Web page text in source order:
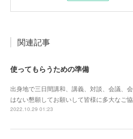
関連記事
使ってもらうための準備
出身地で三日間講和、講義、対談、会議、
はない懇願してお願いして皆様に多大なご
2022.10.29 01:23